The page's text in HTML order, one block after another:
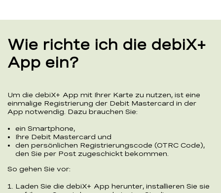
Wie richte ich die debiX+
App ein?
Um die debiX+ App mit Ihrer Karte zu nutzen, ist eine
einmalige Registrierung der Debit Mastercard in der
App notwendig. Dazu brauchen Sie:
ein Smartphone,
Ihre Debit Mastercard und
den persönlichen Registrierungscode (OTRC Code),
den Sie per Post zugeschickt bekommen.
So gehen Sie vor:
Laden Sie die debiX+ App herunter, installieren Sie sie